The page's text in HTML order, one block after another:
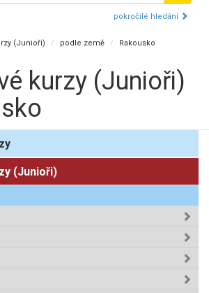
pokročilé hledání
(Junioři) podle země Rakousko
kurzy (Junioři)
(Junioři)